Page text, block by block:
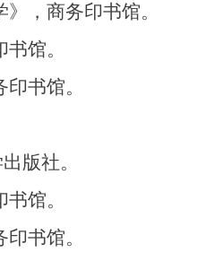
，商务印书馆。
馆。
书馆。
版社。
馆。
书馆。